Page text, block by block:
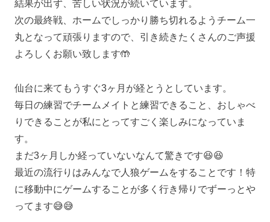
結果が出ず、苦しい状況が続いています。
次の最終戦、ホームでしっかり勝ち切れるようチーム一
丸となって頑張りますので、引き続きたくさんのご声援
よろしくお願い致します🤲
仙台に来てもうすぐ3ヶ月が経とうとしています。
毎日の練習でチームメイトと練習できること、おしゃべ
りできることが私にとってすごく楽しみになっていま
す。
まだ3ヶ月しか経っていないなんて驚きです😆😆
最近の流行りはみんなで人狼ゲームをすることです！特
に移動中にゲームすることが多く行き帰りでずーっとや
ってます😅😅